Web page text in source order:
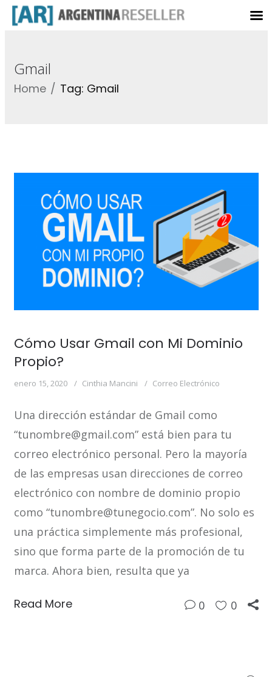
Gmail
Home Tag: Gmail
Cómo Usar Gmail con Mi Dominio
Propio?
enero 15, 2020 Cinthia Mancini Correo Electrónico
Una dirección estándar de Gmail como
“tunombre@gmail.com” está bien para tu
correo electrónico personal. Pero la mayoría
de las empresas usan direcciones de correo
electrónico con nombre de dominio propio
como “tunombre@tunegocio.com”. No solo es
una práctica simplemente más profesional,
sino que forma parte de la promoción de tu
marca. Ahora bien, resulta que ya
Read More 0 0